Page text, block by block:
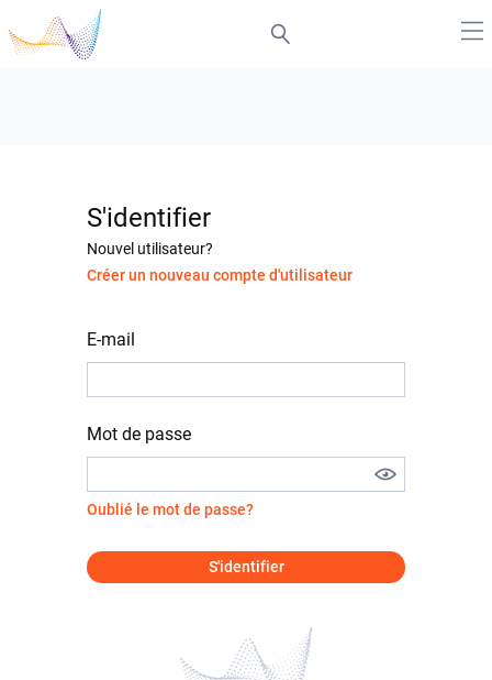
S'identifier
Nouvel utilisateur?
Créer un nouveau compte d'utilisateur
E-mail
Mot de passe
Oublié le mot de passe?
S'identifier